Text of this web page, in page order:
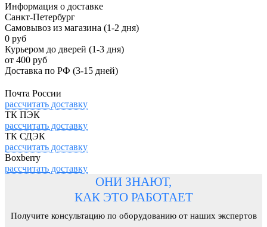
Информация о доставке
Санкт-Петербург
Самовывоз из магазина (1-2 дня)
0 руб
Курьером до дверей (1-3 дня)
от 400 руб
Доставка по РФ (3-15 дней)
Почта России
рассчитать доставку
ТК ПЭК
рассчитать доставку
ТК СДЭК
рассчитать доставку
Boxberry
рассчитать доставку
ОНИ ЗНАЮТ,
КАК ЭТО РАБОТАЕТ
Получите консультацию по оборудованию от наших экспертов